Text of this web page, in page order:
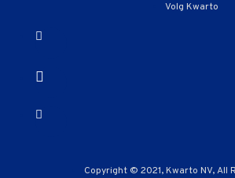
Volg Kwarto
Copyright © 2021, Kwarto NV, All